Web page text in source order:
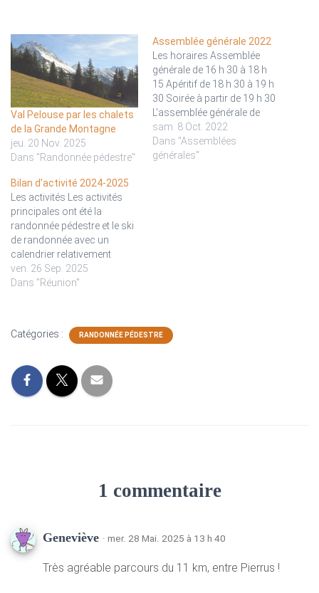
Val Pelouse par les chalets
de la Grande Montagne
jeu. 20 Nov. 2025
Dans "Randonnée pédestre"
Assemblée générale 2022
Les horaires Assemblée
générale de 16 h 30 à 18 h
15 Apéritif de 18 h 30 à 19 h
30 Soirée à partir de 19 h 30
L'assemblée générale de
Belledonne Sports Nature
aura lieu samedi 15 octobre
2022 de 16 h 30 à 18 h 15
sam. 8 Oct. 2022
Dans "Assemblées
générales"
Bilan d’activité 2024-2025
Les activités Les activités
principales ont été la
randonnée pédestre et le ski
de randonnée avec un
calendrier relativement
fourni, mais avec,
généralement, une faible
proposent des sorties. Pas
d'alpinisme, de via ferrata,
travaux sur le site de…
ven. 26 Sep. 2025
Dans "Réunion"
Catégories : RANDONNÉE PÉDESTRE
1 commentaire
Geneviève · mer. 28 Mai. 2025 à 13 h 40
Très agréable parcours du 11 km, entre Pierrus !